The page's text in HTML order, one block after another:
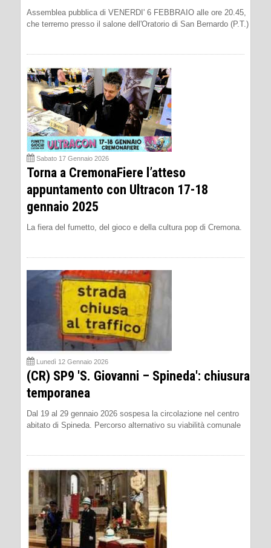
Assemblea pubblica di VENERDI' 6 FEBBRAIO alle ore 20.45,
che terremo presso il salone dell'Oratorio di San Bernardo (P.T.)
Sabato 17 Gennaio 2026
Torna a CremonaFiere l’atteso
appuntamento con Ultracon 17-18
gennaio 2025
La fiera del fumetto, del gioco e della cultura pop di Cremona.
Lunedì 12 Gennaio 2026
(CR) SP9 'S. Giovanni – Spineda': chiusura
temporanea
Dal 19 al 29 gennaio 2026 sospesa la circolazione nel centro
abitato di Spineda. Percorso alternativo su viabilità comunale